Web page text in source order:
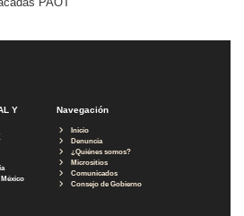
Y
México
Navegación
Inicio
Denuncia
¿Quiénes somos?
Micrositios
Comunicados
Consejo de Gobierno